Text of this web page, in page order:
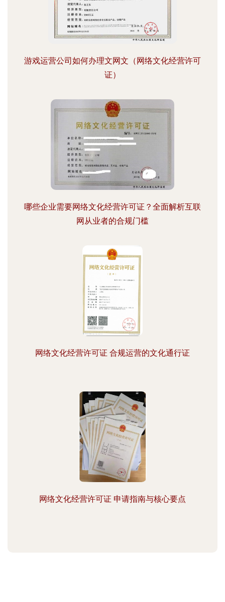
游戏运营公司如何办理文网文（网络文化经营许可
证）
哪些企业需要网络文化经营许可证？全面解析互联
网从业者的合规门槛
网络文化经营许可证 合规运营的文化通行证
网络文化经营许可证 申请指南与核心要点